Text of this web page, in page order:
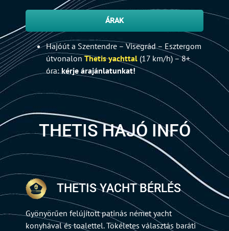
ÁRAK
Hajóút a Szentendre – Visegrád – Esztergom
útvonalonThetis yachttal (17 km/h) – 8+
óra:kérje árajánlatunkat!
THETIS HAJÓ INFÓ
THETIS YACHT BÉRLÉS
Gyönyörűen felújított patinás német yacht
konyhával és toalettel. Tökéletes választás baráti